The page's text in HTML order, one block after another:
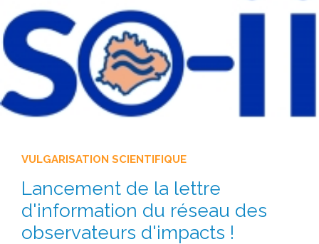
VULGARISATION SCIENTIFIQUE
Lancement de la lettre
d'information du réseau des
observateurs d'impacts !